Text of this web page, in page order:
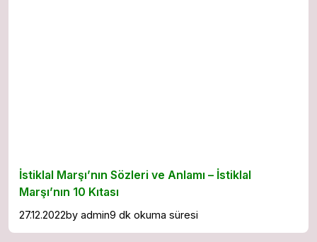
İstiklal Marşı’nın Sözleri ve Anlamı – İstiklal
Marşı’nın 10 Kıtası
27.12.2022by admin9 dk okuma süresi